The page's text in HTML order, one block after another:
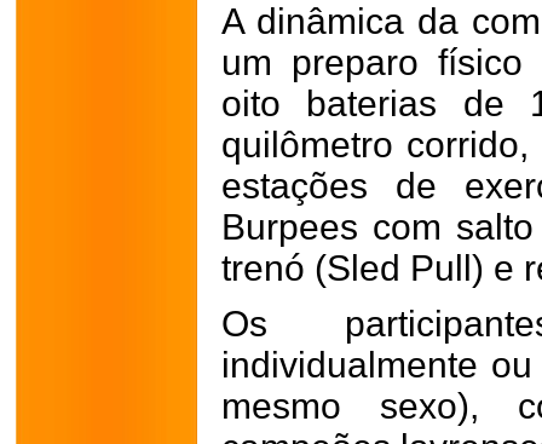
A dinâmica da
um preparo
oito baterias de
quilômetro
estações de
Burpees com
trenó (Sled Pull) e
Os
individualmente
mesmo sexo),